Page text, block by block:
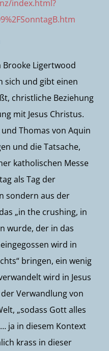
index.html?
Brooke Ligertwood
sich und gibt einen
christliche Beziehung
mit Jesus Christus.
Thomas von Aquin
und die Tatsache,
katholischen Messe
als Tag der
sondern aus der
„in the crushing, in
wurde, der in das
wird in
bringen, ein wenig
wird in Jesus
Verwandlung von
„sodass Gott alles
ja in diesem Kontext
krass in dieser